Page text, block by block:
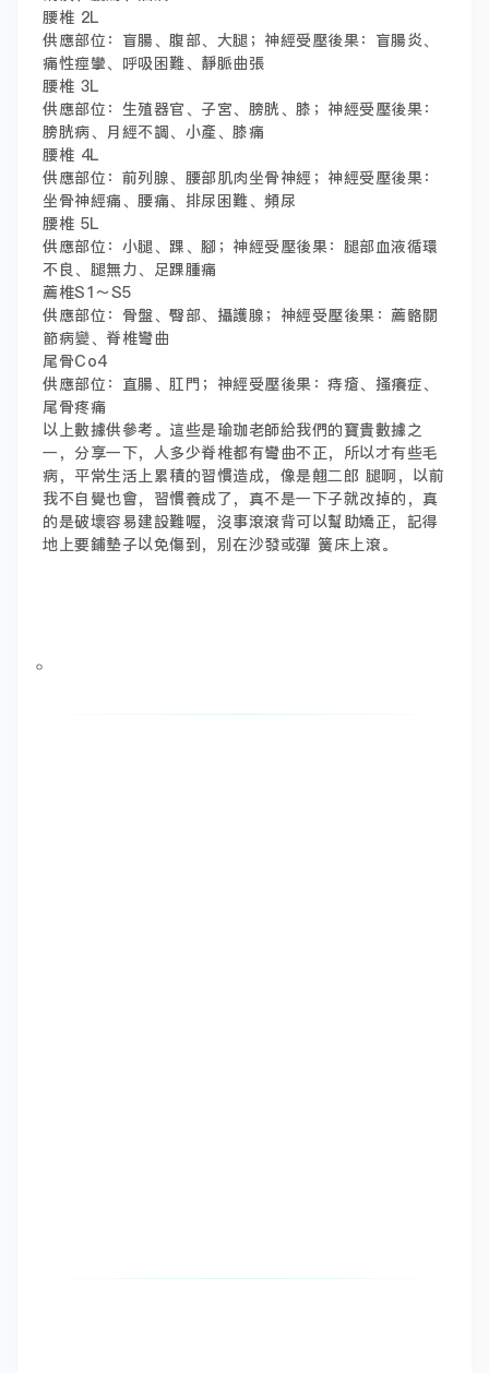
腰椎 2L
供應部位：盲腸、腹部、大腿；神經受壓後果：盲腸炎、
痛性痙攣、呼吸困難、靜脈曲張
腰椎 3L
供應部位：生殖器官、子宮、膀胱、膝；神經受壓後果：
膀胱病、月經不調、小產、膝痛
腰椎 4L
供應部位：前列腺、腰部肌肉坐骨神經；神經受壓後果：
坐骨神經痛、腰痛、排尿困難、頻尿
腰椎 5L
供應部位：小腿、踝、腳；神經受壓後果：腿部血液循環
不良、腿無力、足踝腫痛
薦椎S1～S5
供應部位：骨盤、臀部、攝護腺；神經受壓後果：薦骼關
節病變、脊椎彎曲
尾骨Co4
供應部位：直腸、肛門；神經受壓後果：痔瘡、搔癢症、
尾骨疼痛
以上數據供參考。這些是瑜珈老師給我們的寶貴數據之
一，分享一下，人多少脊椎都有彎曲不正，所以才有些毛
病，平常生活上累積的習慣造成，像是翹二郎 腿啊，以前
我不自覺也會，習慣養成了，真不是一下子就改掉的，真
的是破壞容易建設難喔，沒事滾滾背可以幫助矯正，記得
地上要鋪墊子以免傷到，別在沙發或彈 簧床上滾。
。